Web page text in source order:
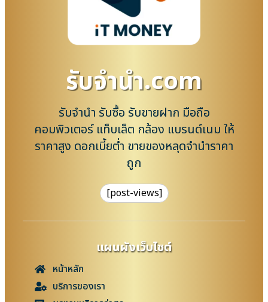
รับจํานํา.com
รับจำนำ รับซื้อ รับขายฝาก มือถือ
คอมพิวเตอร์ แท็บเล็ต กล้อง แบรนด์เนม ให้
ราคาสูง ดอกเบี้ยต่ำ ขายของหลุดจำนำราคา
ถูก
[post-views]
แผนผังเว็บไซต์
หน้าหลัก
บริการของเรา